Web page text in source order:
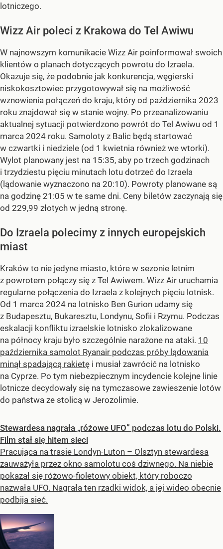
lotniczego.
Wizz Air poleci z Krakowa do Tel Awiwu
W najnowszym komunikacie Wizz Air poinformował swoich
klientów o planach dotyczących powrotu do Izraela.
Okazuje się, że podobnie jak konkurencja, węgierski
niskokosztowiec przygotowywał się na możliwość
wznowienia połączeń do kraju, który od października 2023
roku znajdował się w stanie wojny. Po przeanalizowaniu
aktualnej sytuacji potwierdzono powrót do Tel Awiwu od 1
marca 2024 roku. Samoloty z Balic będą startować
w czwartki i niedziele (od 1 kwietnia również we wtorki).
Wylot planowany jest na 15:35, aby po trzech godzinach
i trzydziestu pięciu minutach lotu dotrzeć do Izraela
(lądowanie wyznaczono na 20:10). Powroty planowane są
na godzinę 21:05 w te same dni. Ceny biletów zaczynają się
od 229,99 złotych w jedną stronę.
Do Izraela polecimy z innych europejskich
miast
Kraków to nie jedyne miasto, które w sezonie letnim
z powrotem połączy się z Tel Awiwem. Wizz Air uruchamia
regularne połączenia do Izraela z kolejnych pięciu lotnisk.
Od 1 marca 2024 na lotnisko Ben Gurion udamy się
z Budapesztu, Bukaresztu, Londynu, Sofii i Rzymu. Podczas
eskalacji konfliktu izraelskie lotnisko zlokalizowane
na północy kraju było szczególnie narażone na ataki. 10
października samolot Ryanair podczas próby lądowania
minął spadającą rakietę i musiał zawrócić na lotnisko
na Cyprze. Po tym niebezpiecznym incydencie kolejne linie
lotnicze decydowały się na tymczasowe zawieszenie lotów
do państwa ze stolicą w Jerozolimie.
Stewardesa nagrała „różowe UFO” podczas lotu do Polski.
Film stał się hitem sieci
Pracująca na trasie Londyn-Luton – Olsztyn stewardesa
zauważyła przez okno samolotu coś dziwnego. Na niebie
pokazał się różowo-fioletowy obiekt, który roboczo
nazwała UFO. Nagrała ten rzadki widok, a jej wideo obecnie
podbija sieć.